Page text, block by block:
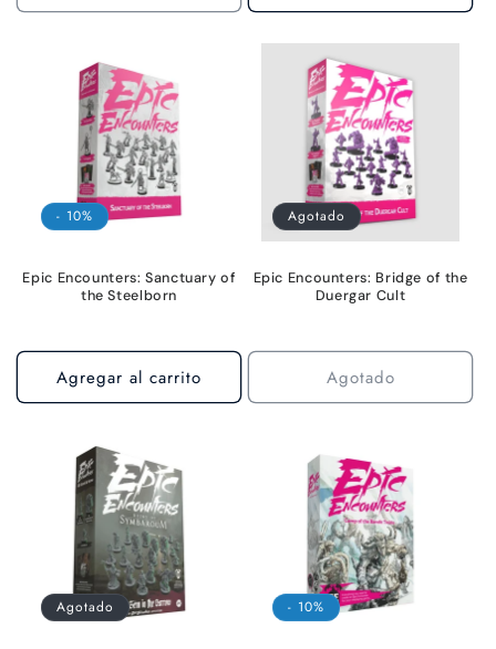
- 10%
Epic Encounters: Sanctuary of
the Steelborn
Agregar al carrito
Agotado
Epic Encounters: Bridge of the
Duergar Cult
Agotado
Agotado - 10%